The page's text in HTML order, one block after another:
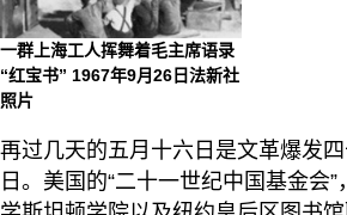
一群上海工人挥舞着毛主席语录
“红宝书” 1967年9月26日法新社
照片
再过几天的五月十六日是文革爆发
日。美国的“二十一世纪中国基金会